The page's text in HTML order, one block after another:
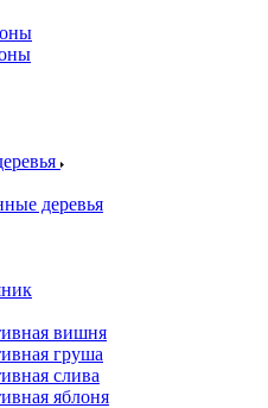
деревья
вишня
груша
слива
яблоня